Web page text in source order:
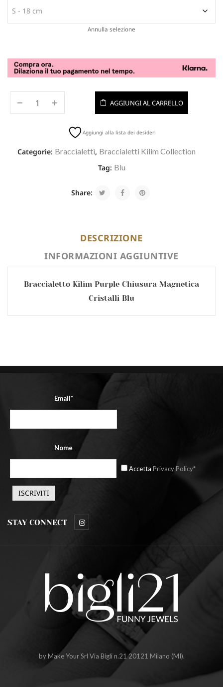
Annulla selezione
AGGIUNGI AL CARRELLO
Aggiungi alla lista dei desideri
Categorie: Braccialetti, Braccialetti Kilim Collection
Tag: Blu
Share:
DESCRIZIONE
INFORMAZIONI AGGIUNTIVE
Braccialetto Kilim Purple Chiusura Magnetica
Cristalli Blu
Email*
Nome
Accetta Privacy Policy*
STAY CONNECT
by Make Your Srl Via Bigli n.21 20121 Milano (MI).